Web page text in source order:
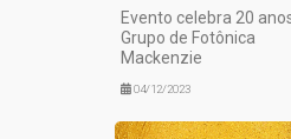
Evento celebra 20
Grupo de Fotônica
Mackenzie
04/12/2023